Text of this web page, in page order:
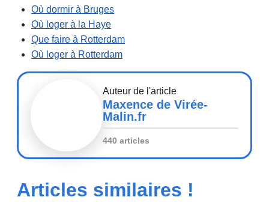
Où dormir à Bruges
Où loger à la Haye
Que faire à Rotterdam
Où loger à Rotterdam
Auteur de l'article
Maxence de Virée-
Malin.fr
440 articles
Articles similaires !